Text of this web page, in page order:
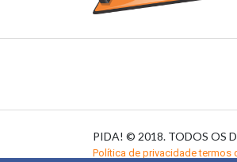
PIDA! © 2018. TODOS OS
Política de privacidade termos